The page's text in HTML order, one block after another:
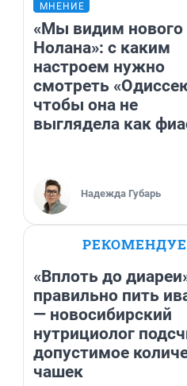
МНЕНИЕ
«Мы видим нового
Нолана»: с каким
настроем нужно
смотреть
чтобы она не
выглядела как
Надежда Губарь
«Вплоть до
правильно пить
— новосибирский
нутрициолог
допустимое
чашек